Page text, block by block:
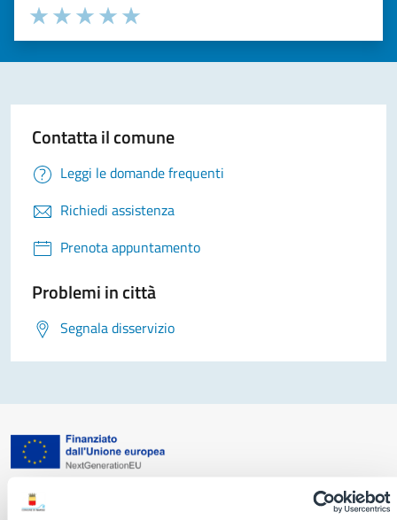
Valuta la chiarezza delle informazioni (da 1 a 5 stelle)
Seleziona il numero di stelle per valutare la chiarezza delle
Valuta 5 stelle su 5
Valuta 4 stelle su 5
Valuta 3 stelle su 5
Valuta 2 stelle su 5
Valuta 1 stelle su 5
Contatta il comune
Leggi le domande frequenti
Richiedi assistenza
Prenota appuntamento
Problemi in città
Segnala disservizio